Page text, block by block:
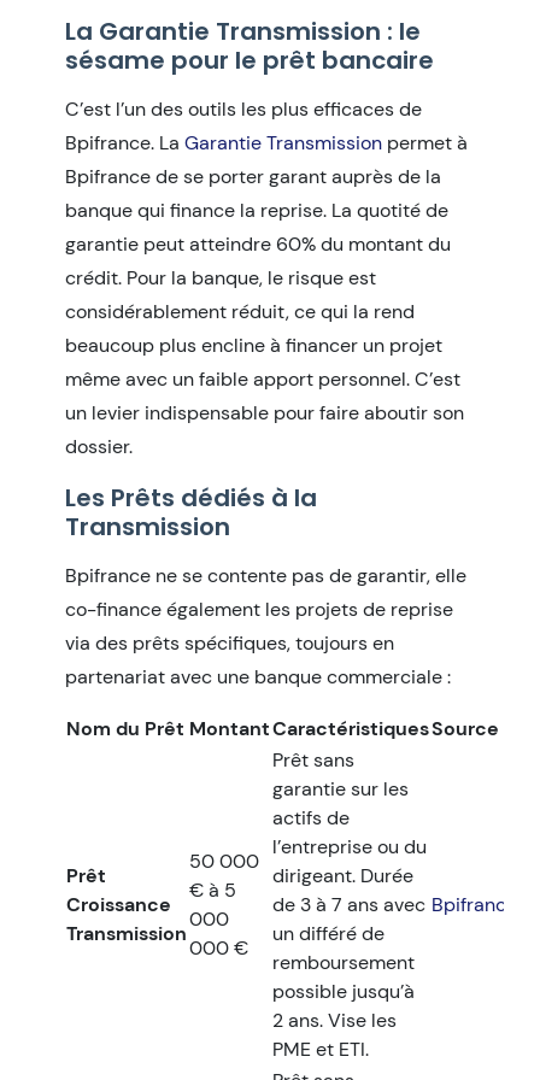
La Garantie Transmission : le
sésame pour le prêt bancaire
C’est l’un des outils les plus efficaces de
Bpifrance. La Garantie Transmission permet à
Bpifrance de se porter garant auprès de la
banque qui finance la reprise. La quotité de
garantie peut atteindre 60% du montant du
crédit. Pour la banque, le risque est
considérablement réduit, ce qui la rend
beaucoup plus encline à financer un projet
même avec un faible apport personnel. C’est
un levier indispensable pour faire aboutir son
dossier.
Les Prêts dédiés à la
Transmission
Bpifrance ne se contente pas de garantir, elle
co-finance également les projets de reprise
via des prêts spécifiques, toujours en
partenariat avec une banque commerciale :
Nom du Prêt MontantCaractéristiquesSource
Prêt
Croissance
Transmission
50 000
€ à 5
000
000 €
Prêt sans
garantie sur les
actifs de
l’entreprise ou du
dirigeant. Durée
de 3 à 7 ans avec
un différé de
remboursement
possible jusqu’à
2 ans. Vise les
PME et ETI.
Bpifrance